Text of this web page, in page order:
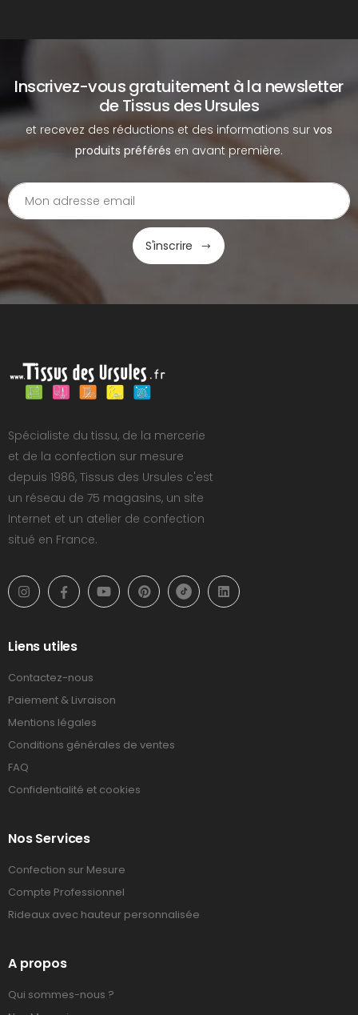
Inscrivez-vous gratuitement à la newsletter
de Tissus des Ursules
et recevez des réductions et des informations sur vos
produits préférés en avant première.
S'inscrire
Spécialiste du tissu, de la mercerie
et de la confection sur mesure
depuis 1986, Tissus des Ursules c'est
un réseau de 75 magasins, un site
Internet et un atelier de confection
situé en France.
Liens utiles
Contactez-nous
Paiement & Livraison
Mentions légales
Conditions générales de ventes
FAQ
Confidentialité et cookies
Nos Services
Confection sur Mesure
Compte Professionnel
Rideaux avec hauteur personnalisée
A propos
Qui sommes-nous ?